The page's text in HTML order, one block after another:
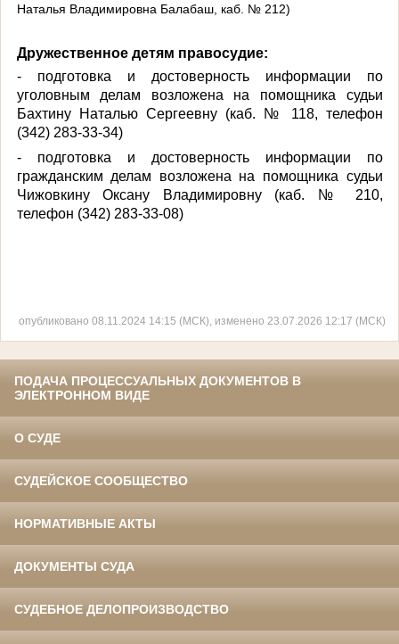
Наталья Владимировна Балабаш, каб. № 212)
Дружественное детям правосудие:
- подготовка и достоверность информации по
уголовным делам возложена на помощника судьи
Бахтину Наталью Сергеевну (каб. № 118, телефон
(342) 283-33-34)
- подготовка и достоверность информации по
гражданским делам возложена на помощника судьи
Чижовкину Оксану Владимировну (каб. № 210,
телефон (342) 283-33-08)
опубликовано 08.11.2024 14:15 (МСК), изменено 23.07.2026 12:17 (МСК)
ПОДАЧА ПРОЦЕССУАЛЬНЫХ ДОКУМЕНТОВ В
ЭЛЕКТРОННОМ ВИДЕ
О СУДЕ
СУДЕЙСКОЕ СООБЩЕСТВО
НОРМАТИВНЫЕ АКТЫ
ДОКУМЕНТЫ СУДА
СУДЕБНОЕ ДЕЛОПРОИЗВОДСТВО